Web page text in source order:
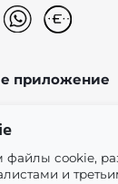
приложение
cookie,
и